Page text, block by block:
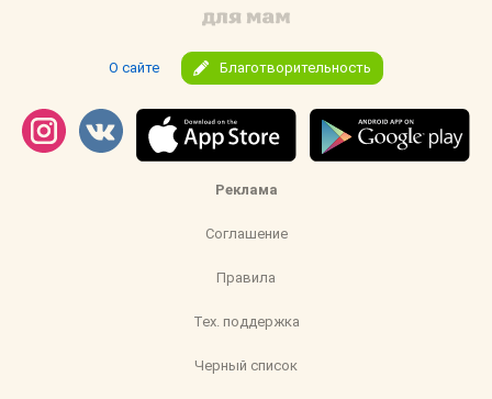
О сайте Благотворительность
Реклама
Соглашение
Правила
Тех. поддержка
Черный список